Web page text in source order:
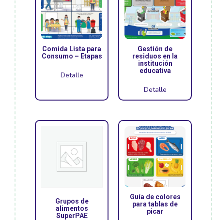
Comida Lista para
Consumo – Etapas
Detalle
Gestión de
residuos en la
institución
educativa
Detalle
Grupos de
alimentos
SuperPAE
Guía de colores
para tablas de
picar